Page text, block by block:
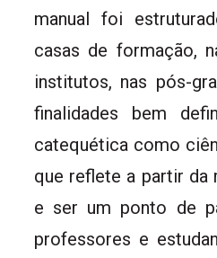
manual foi
casas de formação,
institutos, nas pós-
finalidades bem
catequética como
que reflete a partir da
e ser um ponto de
professores e